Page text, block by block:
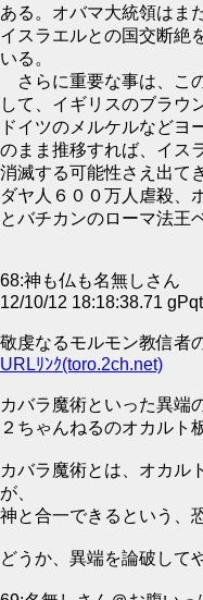
ある。オバマ大統領はま
イスラエルとの国交断絶
いる。
さらに重要な事は、こ
して、イギリスのブラウ
ドイツのメルケルなどヨ
のまま推移すれば、イス
消滅する可能性さえ出て
ダヤ人６００万人虐殺、
とバチカンのローマ法王
68:神も仏も名無しさん
12/10/12 18:18:38.71
敬虔なるモルモン教信者
URLﾘﾝｸ(toro.2ch.net)
カバラ魔術といった異端
２ちゃんねるのオカルト
カバラ魔術とは、オカル
が、
神と合一できるという、
どうか、異端を論破して